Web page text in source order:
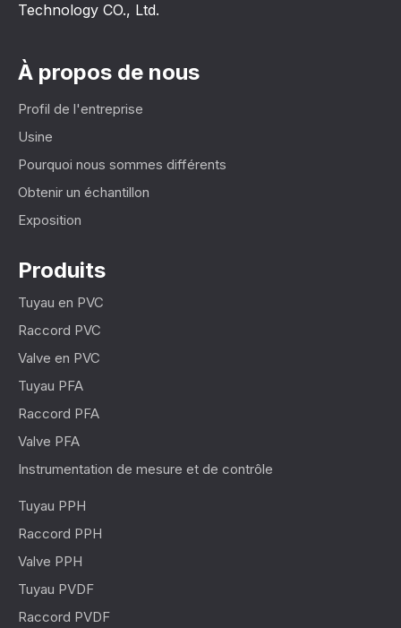
Technology CO., Ltd.
À propos de nous
Profil de l'entreprise
Usine
Pourquoi nous sommes différents
Obtenir un échantillon
Exposition
Produits
Tuyau en PVC
Raccord PVC
Valve en PVC
Tuyau PFA
Raccord PFA
Valve PFA
Instrumentation de mesure et de contrôle
Tuyau PPH
Raccord PPH
Valve PPH
Tuyau PVDF
Raccord PVDF